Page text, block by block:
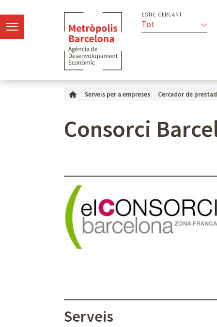
ESTIC CERCANT
Tot
Serveis per a empreses Cercador de
Consorci
Serveis